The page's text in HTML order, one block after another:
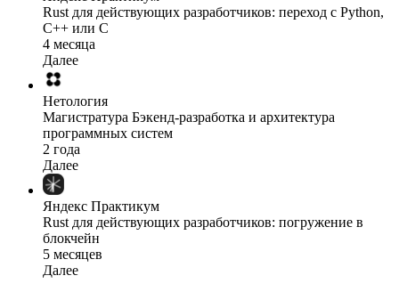
Rust для действующих разработчиков: переход с Python,
С++ или C
4 месяца
Далее
Нетология
Магистратура Бэкенд-разработка и архитектура
программных систем
2 года
Далее
Яндекс Практикум
Rust для действующих разработчиков: погружение в
блокчейн
5 месяцев
Далее